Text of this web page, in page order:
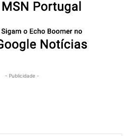
- Publicidade -